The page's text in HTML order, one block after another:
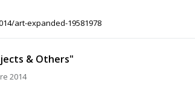
art-expanded-19581978
& Others"
2014